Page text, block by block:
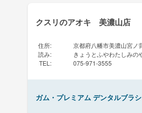
クスリのアオキ 美濃山店
住所:
京都府八幡市美濃山宮ノ
読み:
きょうとふやわたしみの
TEL : 075-971-3555
ガム・プレミアム デンタルブラ